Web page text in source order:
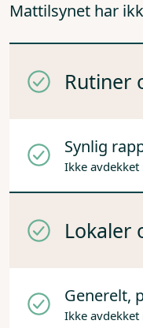
Mattilsynet har
Rutiner
Synlig
Ikke
Lokaler
Generelt,
Ikke